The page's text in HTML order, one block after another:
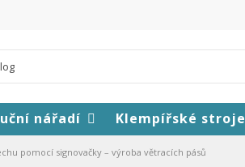
nářadí Klempířské stroje
pomocí signovačky – výroba větracích pásů